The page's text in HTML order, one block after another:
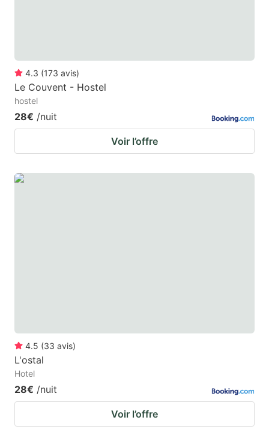
4.3 (173 avis)
Le Couvent - Hostel
hostel
28€ /nuit
Voir l’offre
4.5 (33 avis)
L'ostal
Hotel
28€ /nuit
Voir l’offre